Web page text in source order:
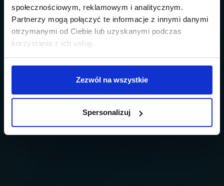
społecznościowym, reklamowym i analitycznym.
Partnerzy mogą połączyć te informacje z innymi danymi
otrzymanymi od Ciebie lub uzyskanymi podczas
korzystania z ich usług.
Zezwól na wszystkie
Spersonalizuj